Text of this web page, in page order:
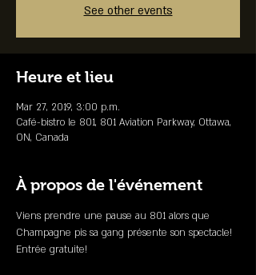
See other events
Heure et lieu
Mar 27, 2019, 3:00 p.m.
Café-bistro le 801, 801 Aviation Parkway, Ottawa,
ON, Canada
À propos de l'événement
Viens prendre une pause au 801 alors que
Champagne pis sa gang présente son spectacle!
Entrée gratuite!